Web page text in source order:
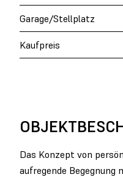
Garage/Stellplatz
Kaufpreis
Das Konzept von
aufregende